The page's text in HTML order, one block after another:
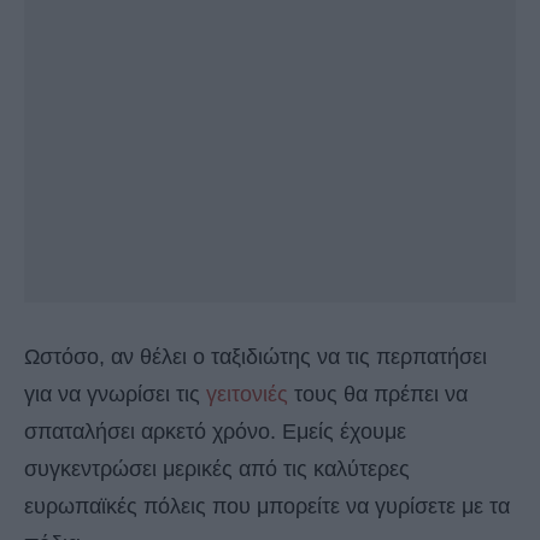
Ωστόσο, αν θέλει ο ταξιδιώτης να τις περπατήσει
για να γνωρίσει τις γειτονιές τους θα πρέπει να
σπαταλήσει αρκετό χρόνο. Εμείς έχουμε
συγκεντρώσει μερικές από τις καλύτερες
ευρωπαϊκές πόλεις που μπορείτε να γυρίσετε με τα